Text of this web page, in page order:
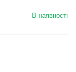
В наявності